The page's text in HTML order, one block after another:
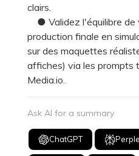
clairs.
● Validez l'équilibre de
production finale en
sur des maquettes
affiches) via les prompts
Media.io.
Ask AI for a summary
ChatGPT